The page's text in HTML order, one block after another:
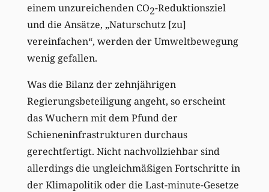
einem unzureichenden CO2-Reduktionsziel
und die Ansätze, „Naturschutz [zu]
vereinfachen“, werden der Umweltbewegung
wenig gefallen.
Was die Bilanz der zehnjährigen
Regierungsbeteiligung angeht, so erscheint
das Wuchern mit dem Pfund der
Schieneninfrastrukturen durchaus
gerechtfertigt. Nicht nachvollziehbar sind
allerdings die ungleichmäßigen Fortschritte in
der Klimapolitik oder die Last-minute-Gesetze